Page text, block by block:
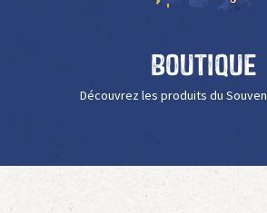
Boutique
Découvrez les produits du